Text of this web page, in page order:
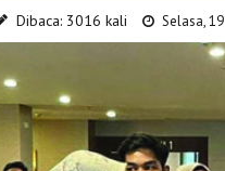
Dibaca: 3016 kali Selasa,